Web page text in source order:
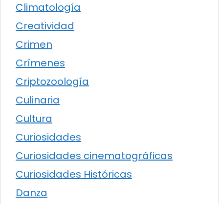
Climatología
Creatividad
Crimen
Crímenes
Criptozoología
Culinaria
Cultura
Curiosidades
Curiosidades cinematográficas
Curiosidades Históricas
Danza